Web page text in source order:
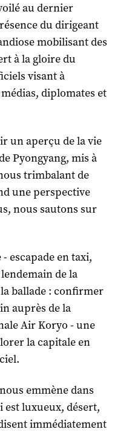
au dernier
du dirigeant
mobilisant des
à la gloire du
visant à
diplomates et
un aperçu de la vie
Pyongyang, mis à
trimbalant de
une perspective
nous sautons sur
escapade en taxi,
de la
ballade : confirmer
auprès de la
Air Koryo - une
la capitale en
emmène dans
luxueux, désert,
immédiatement